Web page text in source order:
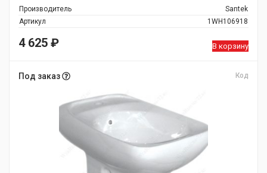
Производитель
Santek
Артикул
1WH106918
4 625 ₽ В корзину
Под заказ Код